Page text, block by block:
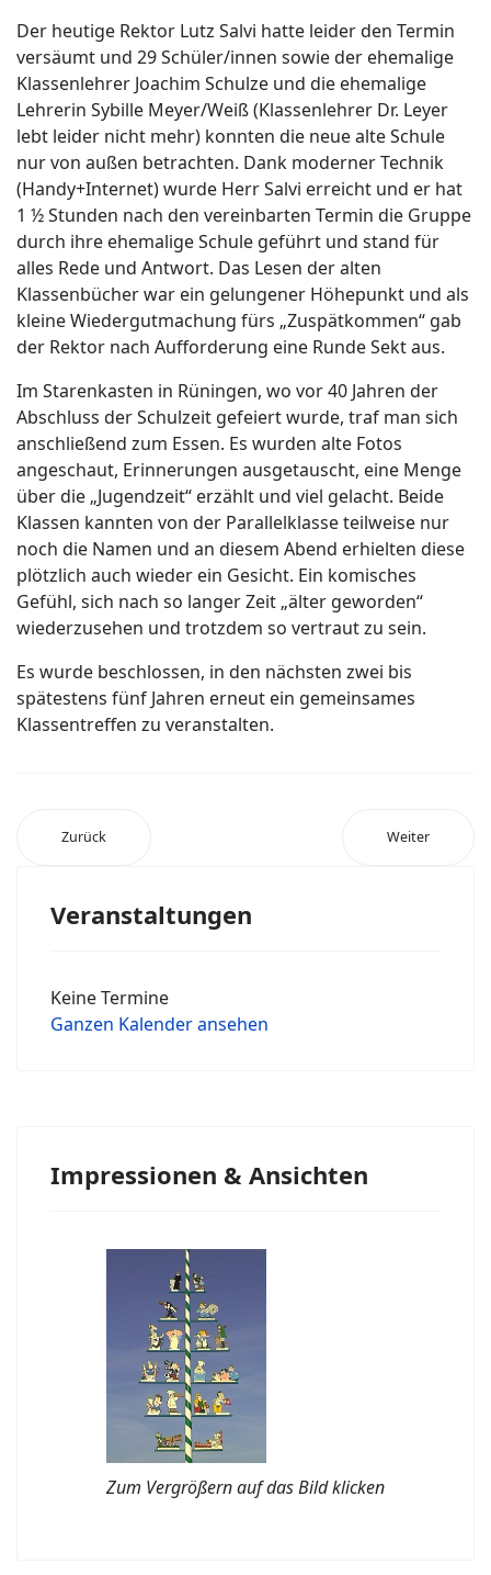
Der heutige Rektor Lutz Salvi hatte leider den Termin
versäumt und 29 Schüler/innen sowie der ehemalige
Klassenlehrer Joachim Schulze und die ehemalige
Lehrerin Sybille Meyer/Weiß (Klassenlehrer Dr. Leyer
lebt leider nicht mehr) konnten die neue alte Schule
nur von außen betrachten. Dank moderner Technik
(Handy+Internet) wurde Herr Salvi erreicht und er hat
1 ½ Stunden nach den vereinbarten Termin die Gruppe
durch ihre ehemalige Schule geführt und stand für
alles Rede und Antwort. Das Lesen der alten
Klassenbücher war ein gelungener Höhepunkt und als
kleine Wiedergutmachung fürs „Zuspätkommen“ gab
der Rektor nach Aufforderung eine Runde Sekt aus.
Im Starenkasten in Rüningen, wo vor 40 Jahren der
Abschluss der Schulzeit gefeiert wurde, traf man sich
anschließend zum Essen. Es wurden alte Fotos
angeschaut, Erinnerungen ausgetauscht, eine Menge
über die „Jugendzeit“ erzählt und viel gelacht. Beide
Klassen kannten von der Parallelklasse teilweise nur
noch die Namen und an diesem Abend erhielten diese
plötzlich auch wieder ein Gesicht. Ein komisches
Gefühl, sich nach so langer Zeit „älter geworden“
wiederzusehen und trotzdem so vertraut zu sein.
Es wurde beschlossen, in den nächsten zwei bis
spätestens fünf Jahren erneut ein gemeinsames
Klassentreffen zu veranstalten.
Zurück Weiter
Veranstaltungen
Keine Termine
Ganzen Kalender ansehen
Impressionen & Ansichten
Zum Vergrößern auf das Bild klicken